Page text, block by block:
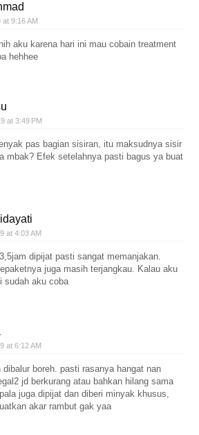
9:16 AM
aku karena hari ini mau cobain treatment
hehhee
at 3:49 PM
pas bagian sisiran, itu maksudnya sisir
mbak? Efek setelahnya pasti bagus ya buat
at 4:03 AM
dipijat pasti sangat memanjakan.
juga masih terjangkau. Kalau aku
sudah aku coba
at 6:12 AM
dibalur boreh. pasti rasanya hangat nan
jd berkurang atau bahkan hilang sama
juga dipijat dan diberi minyak khusus,
akar rambut gak yaa